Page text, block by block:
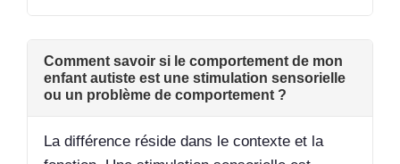
Comment savoir si le comportement de mon
enfant autiste est une stimulation sensorielle
ou un problème de comportement ?
La différence réside dans le contexte et la